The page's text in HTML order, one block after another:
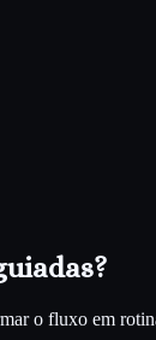
o fluxo em